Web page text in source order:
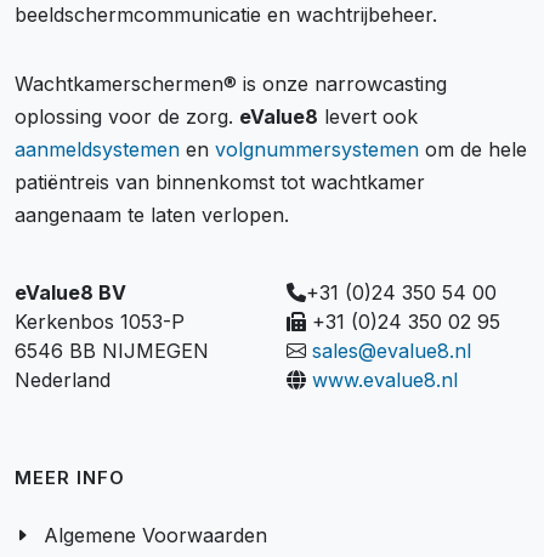
beeldschermcommunicatie en wachtrijbeheer.
Wachtkamerschermen® is onze narrowcasting
oplossing voor de zorg. eValue8 levert ook
aanmeldsystemen en volgnummersystemen om de hele
patiëntreis van binnenkomst tot wachtkamer
aangenaam te laten verlopen.
eValue8 BV
Kerkenbos 1053-P
6546 BB NIJMEGEN
Nederland
+31 (0)24 350 54 00
+31 (0)24 350 02 95
sales@evalue8.nl
www.evalue8.nl
MEER INFO
Algemene Voorwaarden